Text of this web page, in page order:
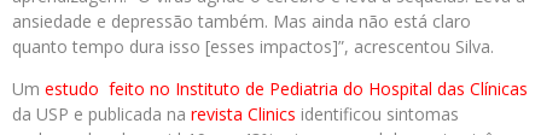
ansiedade e depressão também. Mas ainda não está claro
quanto tempo dura isso [esses impactos]”, acrescentou Silva.
Um estudo feito no Instituto de Pediatria do Hospital das Clínicas
da USP e publicada na revista Clinics identificou sintomas